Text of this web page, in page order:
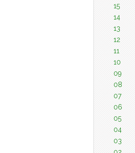
15
14
13
12
11
10
09
08
07
06
05
04
03